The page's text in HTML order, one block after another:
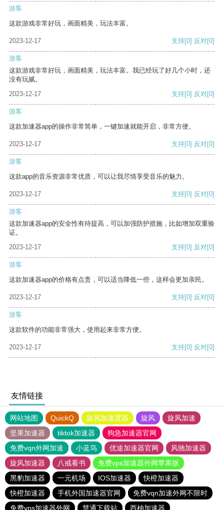
游客
这款游戏非常好玩，画面精美，玩法丰富。
2023-12-17 支持[0] 反对[0]
游客
这款游戏非常好玩，画面精美，玩法丰富。我已经玩了好几个小时，还
没有玩腻。
2023-12-17
支持[0] 反对[0]
游客
这款加速器app的操作非常简单，一键加速就能开启，非常方便。
2023-12-17 支持[0] 反对[0]
游客
这款app的音乐资源非常优质，可以让我尽情享受音乐的魅力。
2023-12-17 支持[0] 反对[0]
游客
这款加速器app的安全性有待提高，可以加强防护措施，比如增加双重验
证。
2023-12-17
支持[0] 反对[0]
游客
这款加速器app的价格有点贵，可以适当降低一些，这样会更加亲民。
2023-12-17 支持[0] 反对[0]
游客
这款软件的功能非常强大，使用起来非常方便。
2023-12-17 支持[0] 反对[0]
友情链接
网站地图 QuickQ 旋风加速度器 旋风
旋风加速
坚果加速器
tiktok加速器
狗急加速器官网
免费vqn外网加速
小蓝鸟 优途加速器官网
风驰加速器
旋风加速器
八戒看书
免费vps加速器外网苹果版
黑豹加速器
一元机场 IOS加速器
快橙加速器
快橙加速器
手机外国加速器官网
免费vqn加速外网不限时
免费vps加速器外网
慧通下载站 西柚加速器